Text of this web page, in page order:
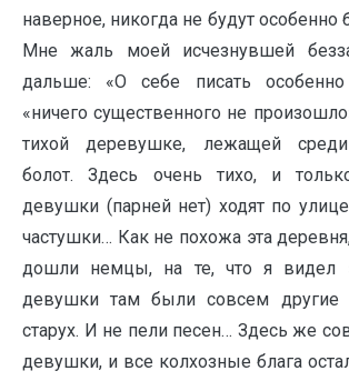
наверное, никогда не будут особенно
Мне жаль моей исчезнувшей
дальше: «О себе писать
«ничего существенного не
тихой деревушке, лежащей
болот. Здесь очень тихо, и
девушки (парней нет) ходят по
частушки… Как не похожа эта
дошли немцы, на те, что я видел
девушки там были совсем
старух. И не пели песен… Здесь же
девушки, и все колхозные блага